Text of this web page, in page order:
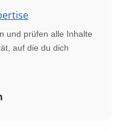
und prüfen alle Inhalte
auf die du dich